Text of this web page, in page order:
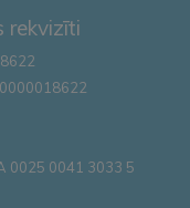
rekvizīti
0025 0041 3033 5